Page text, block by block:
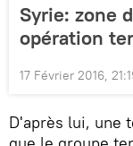
Syrie: zone
opération
17 Février 2016,
D'après lui, une